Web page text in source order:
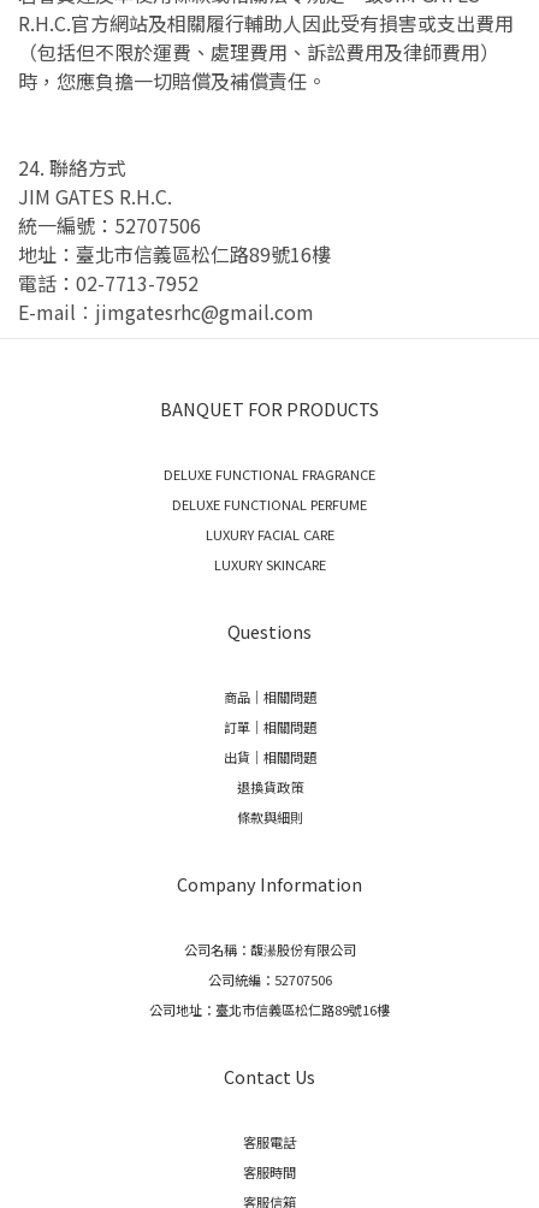
R.H.C.官方網站及相關履行輔助人因此受有損害或支出費用
（包括但不限於運費、處理費用、訴訟費用及律師費用）
時，您應負擔一切賠償及補償責任。
24. 聯絡方式
JIM GATES R.H.C.
統一編號：52707506
地址：臺北市信義區松仁路89號16樓
電話：02-7713-7952
E-mail︰jimgatesrhc@gmail.com
BANQUET FOR PRODUCTS
DELUXE FUNCTIONAL FRAGRANCE
DELUXE FUNCTIONAL PERFUME
LUXURY FACIAL CARE
LUXURY SKINCARE
Questions
商品｜相關問題
訂單｜相關問題
出貨｜相關問題
退換貨政策
條款與細則
Company Information
公司名稱：馥濝股份有限公司
公司統編：52707506
公司地址：臺北市信義區松仁路89號16樓
Contact Us
客服電話
客服時間
客服信箱